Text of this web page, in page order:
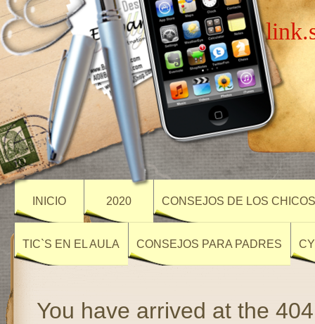
INICIO 2020 CONSEJOS DE LOS CHICOS
TIC`S EN EL AULA CONSEJOS PARA PADRES
You have arrived at the